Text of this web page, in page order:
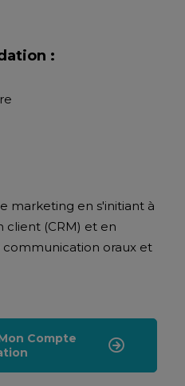
:
marketing en s'initiant à
client (CRM) et en
communication oraux et
Compte